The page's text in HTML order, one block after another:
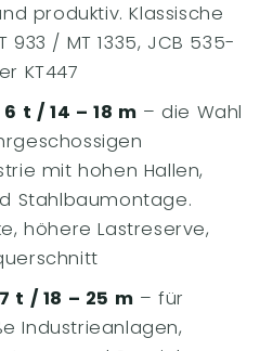
produktiv. Klassische
933 / MT 1335, JCB 535-
KT447
t / 14 – 18 m – die Wahl
mit hohen Hallen,
Stahlbaumontage.
höhere Lastreserve,
t / 18 – 25 m – für
Industrieanlagen,